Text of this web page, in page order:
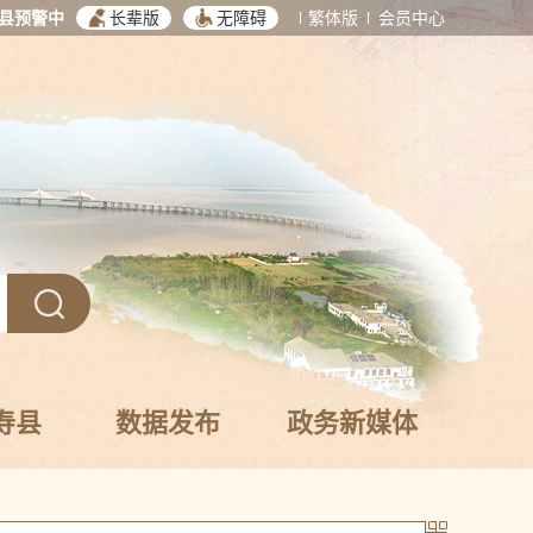
预警中 长辈版 无障碍 繁体版 会员中心
县 数据发布 政务新媒体